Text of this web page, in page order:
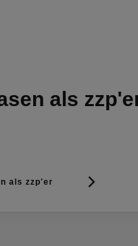
als
als zzp'er